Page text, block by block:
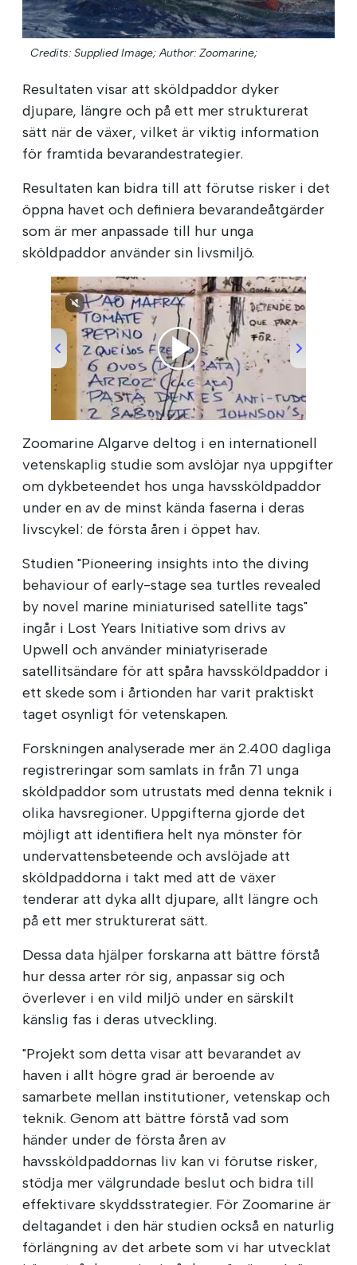
Credits: Supplied Image; Author: Zoomarine;
Resultaten visar att sköldpaddor dyker
djupare, längre och på ett mer strukturerat
sätt när de växer, vilket är viktig information
för framtida bevarandestrategier.
Resultaten kan bidra till att förutse risker i det
öppna havet och definiera bevarandeåtgärder
som är mer anpassade till hur unga
sköldpaddor använder sin livsmiljö.
00:00/00:22
Zoomarine Algarve deltog i en internationell
vetenskaplig studie som avslöjar nya uppgifter
om dykbeteendet hos unga havssköldpaddor
under en av de minst kända faserna i deras
livscykel: de första åren i öppet hav.
Studien "Pioneering insights into the diving
behaviour of early-stage sea turtles revealed
by novel marine miniaturised satellite tags"
ingår i Lost Years Initiative som drivs av
Upwell och använder miniatyriserade
satellitsändare för att spåra havssköldpaddor i
ett skede som i årtionden har varit praktiskt
taget osynligt för vetenskapen.
Forskningen analyserade mer än 2.400 dagliga
registreringar som samlats in från 71 unga
sköldpaddor som utrustats med denna teknik i
olika havsregioner. Uppgifterna gjorde det
möjligt att identifiera helt nya mönster för
undervattensbeteende och avslöjade att
sköldpaddorna i takt med att de växer
tenderar att dyka allt djupare, allt längre och
på ett mer strukturerat sätt.
Dessa data hjälper forskarna att bättre förstå
hur dessa arter rör sig, anpassar sig och
överlever i en vild miljö under en särskilt
känslig fas i deras utveckling.
"Projekt som detta visar att bevarandet av
haven i allt högre grad är beroende av
samarbete mellan institutioner, vetenskap och
teknik. Genom att bättre förstå vad som
händer under de första åren av
havssköldpaddornas liv kan vi förutse risker,
stödja mer välgrundade beslut och bidra till
effektivare skyddsstrategier. För Zoomarine är
deltagandet i den här studien också en naturlig
förlängning av det arbete som vi har utvecklat